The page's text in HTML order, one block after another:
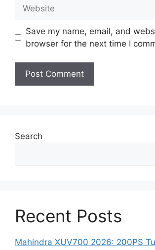
Save my name, email, and
browser for the next time I
Search
Recent Posts
Mahindra XUV700 2026: 200PS